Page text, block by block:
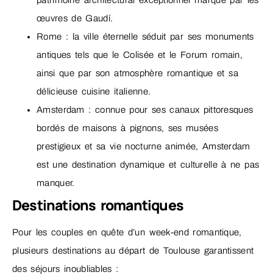
œuvres de Gaudí.
Rome : la ville éternelle séduit par ses monuments
antiques tels que le Colisée et le Forum romain,
ainsi que par son atmosphère romantique et sa
délicieuse cuisine italienne.
Amsterdam : connue pour ses canaux pittoresques
bordés de maisons à pignons, ses musées
prestigieux et sa vie nocturne animée, Amsterdam
est une destination dynamique et culturelle à ne pas
manquer.
Destinations romantiques
Pour les couples en quête d’un week-end romantique,
plusieurs destinations au départ de Toulouse garantissent
des séjours inoubliables :